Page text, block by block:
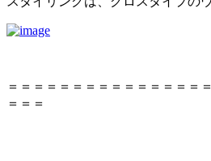
＝＝＝＝＝＝＝＝＝＝＝＝＝＝＝
＝＝＝